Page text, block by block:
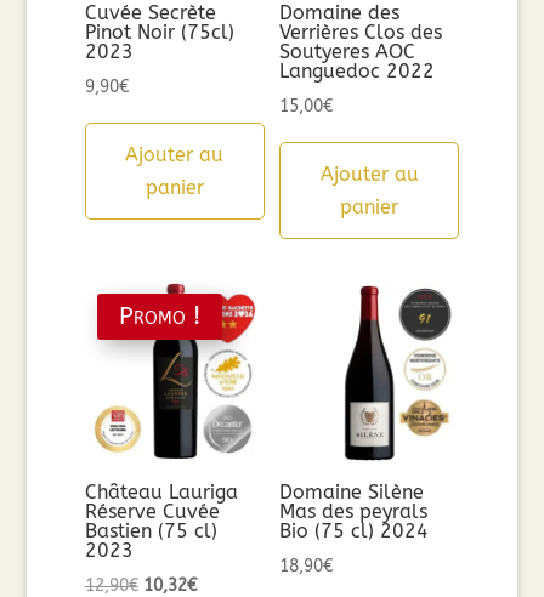
Cuvée Secrète
Pinot Noir (75cl)
2023
9,90€
Ajouter au
panier
Domaine des
Verrières Clos des
Soutyeres AOC
Languedoc 2022
15,00€
Ajouter au
panier
Promo !
Château Lauriga
Réserve Cuvée
Bastien (75 cl)
2023
12,90€ Le
10,32€Le
Domaine Silène
Mas des peyrals
Bio (75 cl) 2024
18,90€